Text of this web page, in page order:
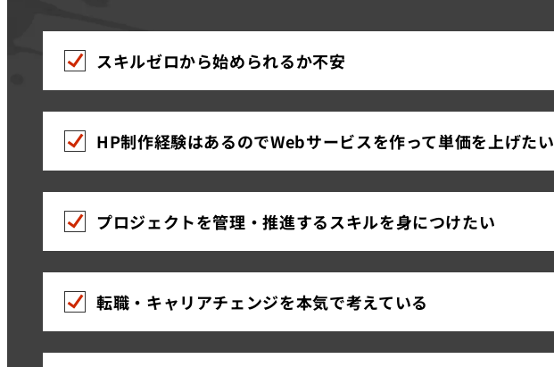
スキルゼロから始められるか不安
HP制作経験はあるのでWebサービスを作って単価を上げたい
プロジェクトを管理・推進するスキルを身につけたい
転職・キャリアチェンジを本気で考えている